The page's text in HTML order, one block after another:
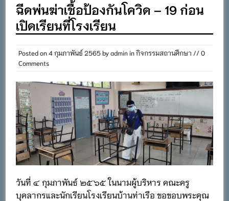
สำนักงานเขตพื้นที่การศึกษาประถมศึกษาภูเก็ต
พิธีถวายเครื่องราชสักการะ วางพานพุ่ม และจุด
พระชนมพรรษา พระบาทสมเด็จพระเจ้าอยู่หัว ๒๘
กิจกรรมถวายเทียนพรรษา สืบสานพระพุทธศาสนา
เนื่องในวันอาสาฬหบูชาและวันเข้าพรรษา
กิจกรรม SAFETY FOR KIDS เสริมสร้างวินัยและ
ความปลอดภัยในการใช้รถใช้ถนน
ฉีดพ่นฆ่าเชื้อป้องกันโควิด – 19 ก่อน
เปิดเรียนที่โรงเรียน
Posted on4 กุมภาพันธ์ 2565byadmininกิจกรรมสถานศึกษา // 0
Comments
วันที่ ๔ กุมภาพันธ์ ๒๕๖๕ ในนามผู้บริหาร คณะครู
บุคลากรและนักเรียนโรงเรียนบ้านท่าเรือ ขอขอบพระคุณ